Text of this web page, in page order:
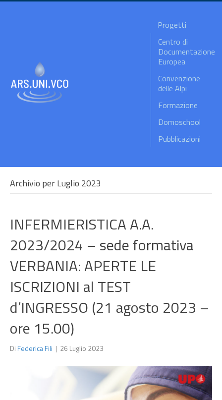
Progetti
Centro di
Documentazione
Europea
Convenzione
delle Alpi
Formazione
Domoschool
Pubblicazioni
Archivio per Luglio 2023
INFERMIERISTICA A.A.
2023/2024 – sede formativa
VERBANIA: APERTE LE
ISCRIZIONI al TEST
d’INGRESSO (21 agosto 2023 –
ore 15.00)
DiFederica Fili | 26 Luglio 2023